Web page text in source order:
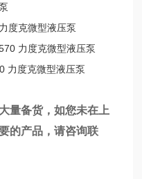
度克微型液压泵
力度克微型液压泵
力度克微型液压泵
量备货，如您未在上
的产品，请咨询联